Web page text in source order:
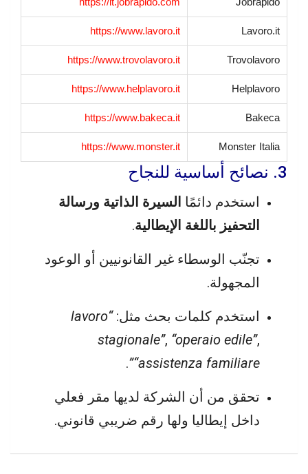
Lavoro.it
https://www.lavoro.it
Trovolavoro
https://www.trovolavoro.it
Helplavoro
https://www.helplavoro.it
Bakeca
https://www.bakeca.it
Monster Italia
https://www.monster.it
3. نصائح أساسية للنجاح
استخدم دائمًا السيرة الذاتية ورسالة
التحفيز باللغة الإيطالية.
تجنّب الوسطاء غير القانونيين أو الوعود
المجهولة.
استخدم كلمات بحث مثل: “lavoro
stagionale”, “operaio edile”,
“assistenza familiare”
.
تحقق من أن الشركة لديها مقر فعلي
داخل إيطاليا ولها رقم ضريبي قانوني.